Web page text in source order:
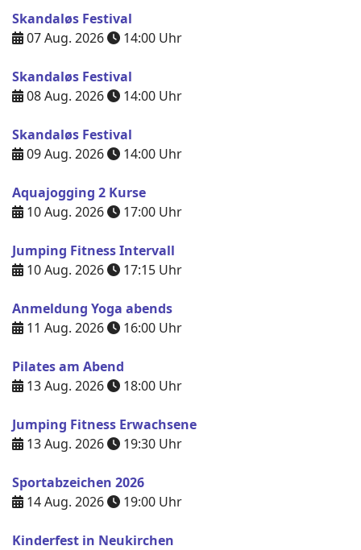
Skandaløs Festival
07 Aug. 2026
14:00 Uhr
Skandaløs Festival
08 Aug. 2026
14:00 Uhr
Skandaløs Festival
09 Aug. 2026
14:00 Uhr
Aquajogging 2 Kurse
10 Aug. 2026
17:00 Uhr
Jumping Fitness Intervall
10 Aug. 2026
17:15 Uhr
Anmeldung Yoga abends
11 Aug. 2026
16:00 Uhr
Pilates am Abend
13 Aug. 2026
18:00 Uhr
Jumping Fitness Erwachsene
13 Aug. 2026
19:30 Uhr
Sportabzeichen 2026
14 Aug. 2026
19:00 Uhr
Kinderfest in Neukirchen